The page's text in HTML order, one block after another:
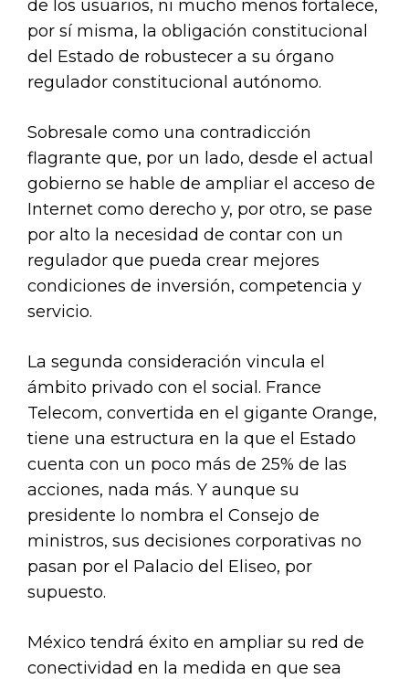
de los usuarios, ni mucho menos fortalece,
por sí misma, la obligación constitucional
del Estado de robustecer a su órgano
regulador constitucional autónomo.
Sobresale como una contradicción
flagrante que, por un lado, desde el actual
gobierno se hable de ampliar el acceso de
Internet como derecho y, por otro, se pase
por alto la necesidad de contar con un
regulador que pueda crear mejores
condiciones de inversión, competencia y
servicio.
La segunda consideración vincula el
ámbito privado con el social. France
Telecom, convertida en el gigante Orange,
tiene una estructura en la que el Estado
cuenta con un poco más de 25% de las
acciones, nada más. Y aunque su
presidente lo nombra el Consejo de
ministros, sus decisiones corporativas no
pasan por el Palacio del Eliseo, por
supuesto.
México tendrá éxito en ampliar su red de
conectividad en la medida en que sea